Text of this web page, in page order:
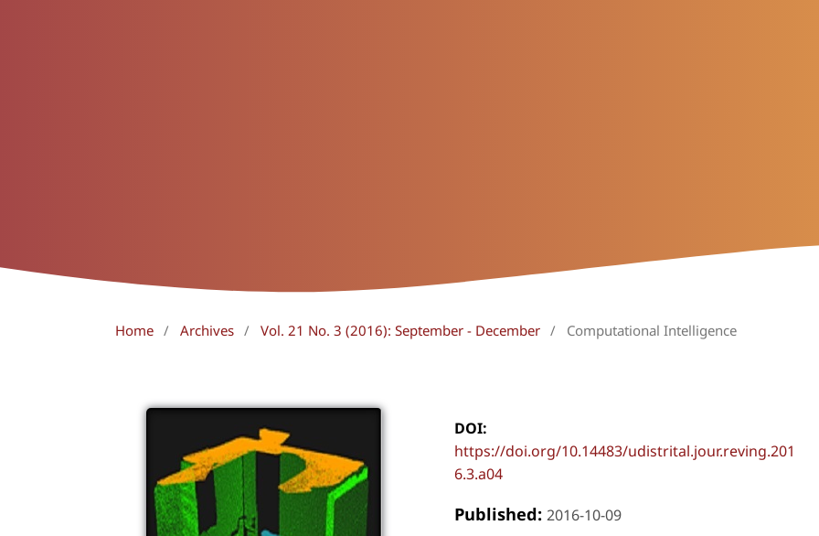
Home / Archives / Vol. 21 No. 3 (2016): September - December / Computational Intelligence
DOI:
https://doi.org/10.14483/udistrital.jour.reving.201
6.3.a04
Published: 2016-10-09